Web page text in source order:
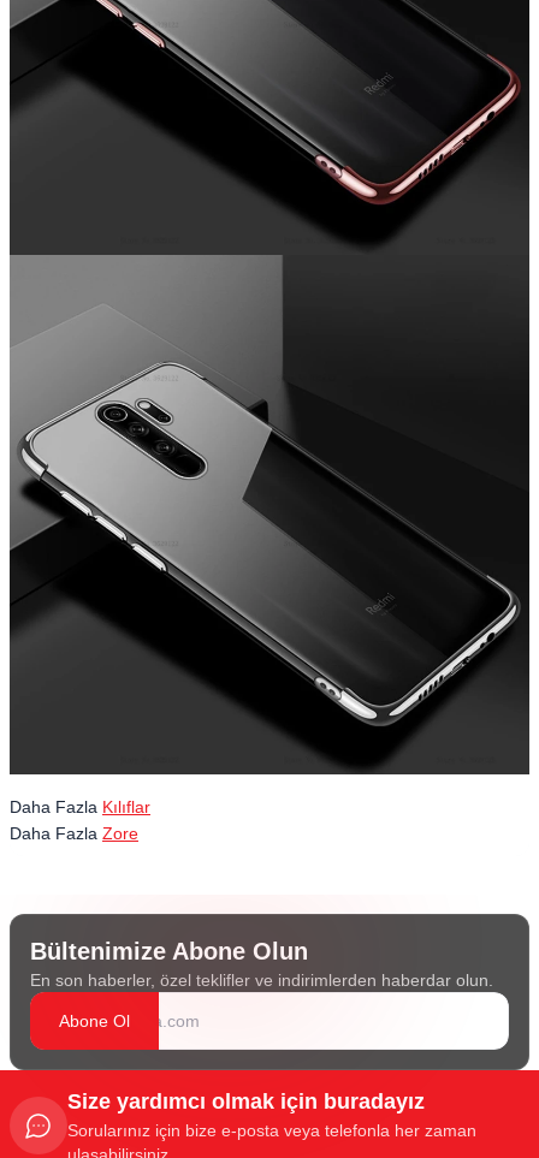
Daha Fazla Kılıflar
Daha Fazla Zore
Bültenimize Abone Olun
En son haberler, özel teklifler ve indirimlerden haberdar olun.
Abone Ol
Size yardımcı olmak için buradayız
Sorularınız için bize e-posta veya telefonla her zaman